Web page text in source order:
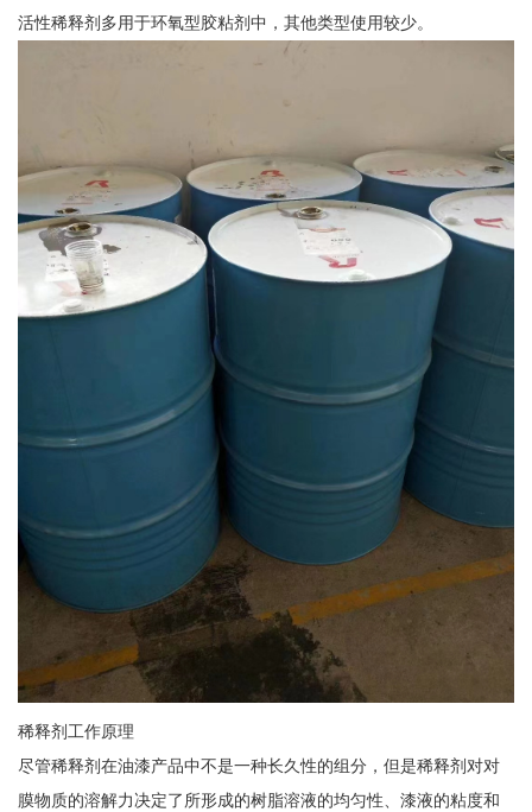
活性稀释剂多用于环氧型胶粘剂中，其他类型使用较少。
稀释剂工作原理
尽管稀释剂在油漆产品中不是一种长久性的组分，但是稀释剂对对
膜物质的溶解力决定了所形成的树脂溶液的均匀性、漆液的粘度和